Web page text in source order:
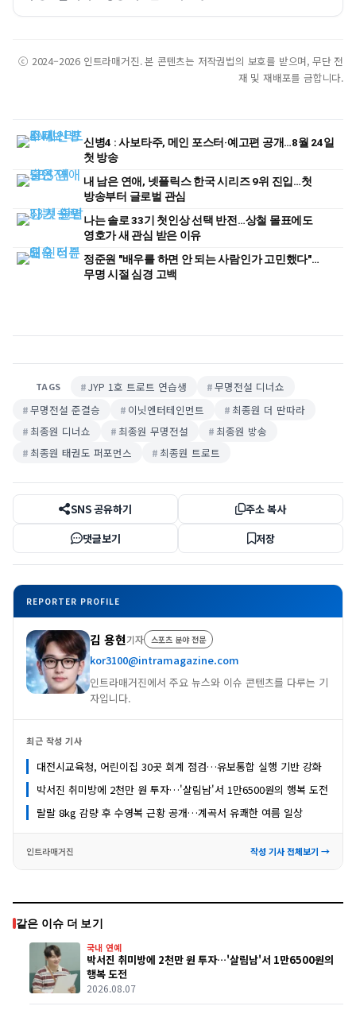
ⓒ 2024–2026 인트라매거진. 본 콘텐츠는 저작권법의 보호를 받으며, 무단 전
재 및 재배포를 금합니다.
신병4 : 사보타주, 메인 포스터·예고편 공개…8월 24일
첫 방송
내 남은 연애, 넷플릭스 한국 시리즈 9위 진입…첫
방송부터 글로벌 관심
나는 솔로 33기 첫인상 선택 반전…상철 몰표에도
영호가 새 관심 받은 이유
정준원 "배우를 하면 안 되는 사람인가 고민했다"…
무명 시절 심경 고백
TAGS JYP 1호 트로트 연습생
무명전설 디너쇼
무명전설 준결승
이닛엔터테인먼트
최종원 더 딴따라
최종원 디너쇼
최종원 무명전설
최종원 방송
최종원 태권도 퍼포먼스
최종원 트로트
SNS 공유하기
주소 복사
댓글보기
저장
REPORTER PROFILE
김 용현기자 스포츠 분야 전문
kor3100@intramagazine.com
인트라매거진에서 주요 뉴스와 이슈 콘텐츠를 다루는 기
자입니다.
최근 작성 기사
대전시교육청, 어린이집 30곳 회계 점검…유보통합 실행 기반 강화
박서진 취미방에 2천만 원 투자…'살림남'서 1만6500원의 행복 도전
랄랄 8kg 감량 후 수영복 근황 공개…계곡서 유쾌한 여름 일상
인트라매거진 작성 기사 전체보기 →
같은 이슈 더 보기
국내 연예
박서진 취미방에 2천만 원 투자…'살림남'서 1만6500원의
행복 도전
2026.08.07